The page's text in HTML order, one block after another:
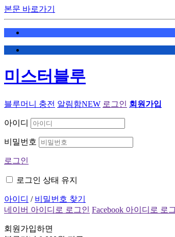
본문 바로가기
미스터블루
블루머니 충전 알림함NEW 로그인 회원가입
아이디
비밀번호
로그인
로그인 상태 유지
아이디 / 비밀번호 찾기
네이버 아이디로 로그인 Facebook 아이디로 로
회원가입하면